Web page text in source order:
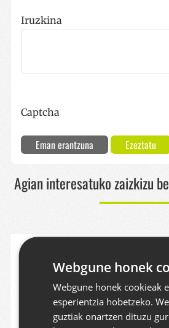
Iruzkina
Captcha
Eman erantzuna Ezeztatu
Agian interesatuko zaizkizu
Gipuzkoako Mendizale
proposatutako erronkak
2026/07/29
Webgune honek
Webgune honek cookieak
esperientzia hobetzeko.
guztiak onartzen dituzu